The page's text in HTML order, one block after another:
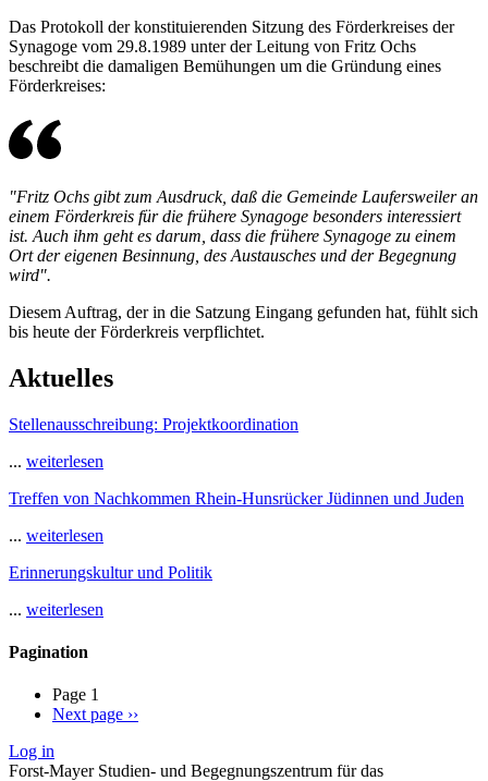
Das Protokoll der konstituierenden Sitzung des Förderkreises der
Synagoge vom 29.8.1989 unter der Leitung von Fritz Ochs
beschreibt die damaligen Bemühungen um die Gründung eines
Förderkreises:
"Fritz Ochs gibt zum Ausdruck, daß die Gemeinde Laufersweiler an
einem Förderkreis für die frühere Synagoge besonders interessiert
ist. Auch ihm geht es darum, dass die frühere Synagoge zu einem
Ort der eigenen Besinnung, des Austausches und der Begegnung
wird".
Diesem Auftrag, der in die Satzung Eingang gefunden hat, fühlt sich
bis heute der Förderkreis verpflichtet.
Aktuelles
Stellenausschreibung: Projektkoordination
... weiterlesen
Treffen von Nachkommen Rhein-Hunsrücker Jüdinnen und Juden
... weiterlesen
Erinnerungskultur und Politik
... weiterlesen
Pagination
Page 1
Next page ››
Log in
Forst-Mayer Studien- und Begegnungszentrum für das